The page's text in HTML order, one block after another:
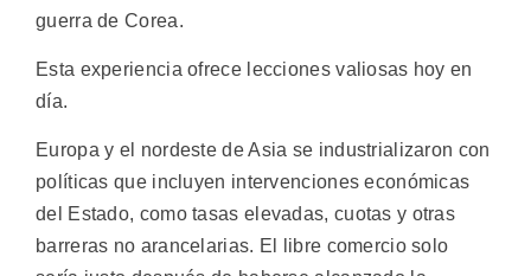
guerra de Corea.
Esta experiencia ofrece lecciones valiosas hoy en
día.
Europa y el nordeste de Asia se industrializaron con
políticas que incluyen intervenciones económicas
del Estado, como tasas elevadas, cuotas y otras
barreras no arancelarias. El libre comercio solo